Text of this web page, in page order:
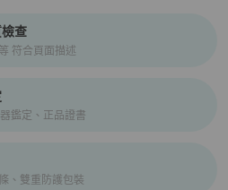
心購檢驗流程介紹
查
符合頁面描述
鑑定、正品證書
、雙重防護包裝